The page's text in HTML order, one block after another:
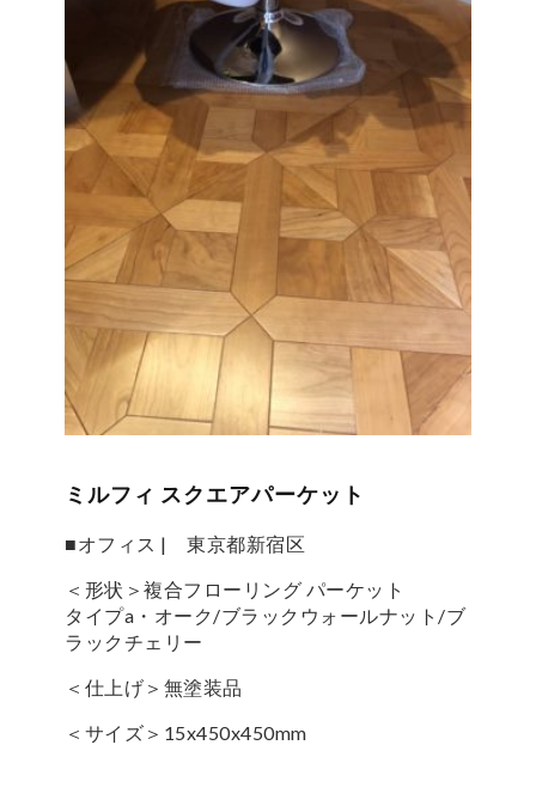
ミルフィ スクエアパーケット
■オフィス | 東京都新宿区
＜形状＞複合フローリング パーケット
タイプa・オーク/ブラックウォールナット/ブ
ラックチェリー
＜仕上げ＞無塗装品
＜サイズ＞15x450x450mm